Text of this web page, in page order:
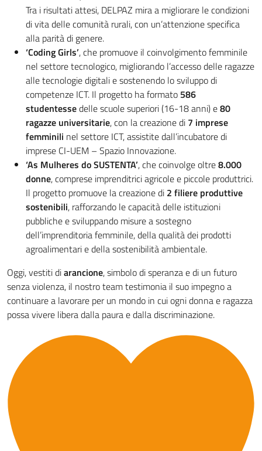
Tra i risultati attesi, DELPAZ mira a migliorare le condizioni
di vita delle comunità rurali, con un’attenzione specifica
alla parità di genere.
‘Coding Girls’, che promuove il coinvolgimento femminile
nel settore tecnologico, migliorando l’accesso delle ragazze
alle tecnologie digitali e sostenendo lo sviluppo di
competenze ICT. Il progetto ha formato 586
studentessedelle scuole superiori (16-18 anni) e80
ragazze universitarie, con la creazione di 7 imprese
femminili nel settore ICT, assistite dall’incubatore di
imprese CI-UEM – Spazio Innovazione.
‘As Mulheres do SUSTENTA’, che coinvolge oltre8.000
donne, comprese imprenditrici agricole e piccole produttrici.
Il progetto promuove la creazione di 2 filiere produttive
sostenibili, rafforzando le capacità delle istituzioni
pubbliche e sviluppando misure a sostegno
dell’imprenditoria femminile, della qualità dei prodotti
agroalimentari e della sostenibilità ambientale.
Oggi, vestiti diarancione, simbolo di speranza e di un futuro
senza violenza, il nostro team testimonia il suo impegno a
continuare a lavorare per un mondo in cui ogni donna e ragazza
possa vivere libera dalla paura e dalla discriminazione.